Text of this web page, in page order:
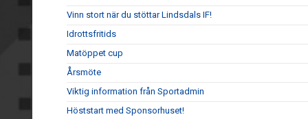
Vinn stort när du stöttar Lindsdals IF!
Idrottsfritids
Matöppet cup
Årsmöte
Viktig information från Sportadmin
Höststart med Sponsorhuset!